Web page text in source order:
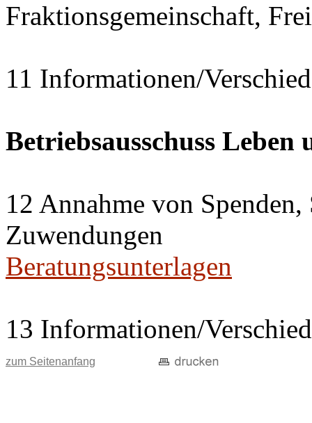
Fraktionsgemeinschaft,
11 Informationen/
Betriebsausschuss Leben
12 Annahme von
Zuwendungen
Beratungsunterlagen
13 Informationen/
zum Seitenanfang